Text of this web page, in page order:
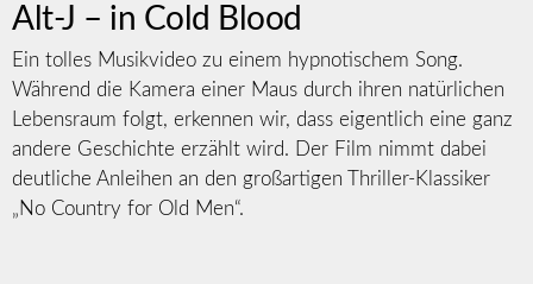
Alt-J – in Cold Blood
Ein tolles Musikvideo zu einem hypnotischem Song.
Während die Kamera einer Maus durch ihren natürlichen
Lebensraum folgt, erkennen wir, dass eigentlich eine ganz
andere Geschichte erzählt wird. Der Film nimmt dabei
deutliche Anleihen an den großartigen Thriller-Klassiker
„No Country for Old Men“.